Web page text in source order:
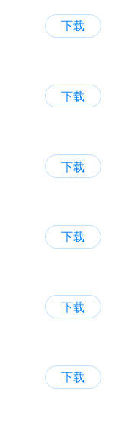
下载
下载
下载
下载
下载
下载